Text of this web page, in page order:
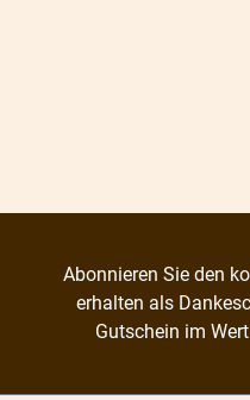
Abonnieren Sie den
erhalten als
Gutschein im